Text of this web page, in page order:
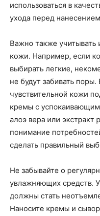
использоваться в
ухода перед
Важно также учитывать
кожи. Например, если
выбирать легкие,
не будут забивать
чувствительной кожи
кремы с
алоэ вера или
понимание
сделать правильный
Не забывайте о
увлажняющих средств.
должны стать
Наносите кремы и